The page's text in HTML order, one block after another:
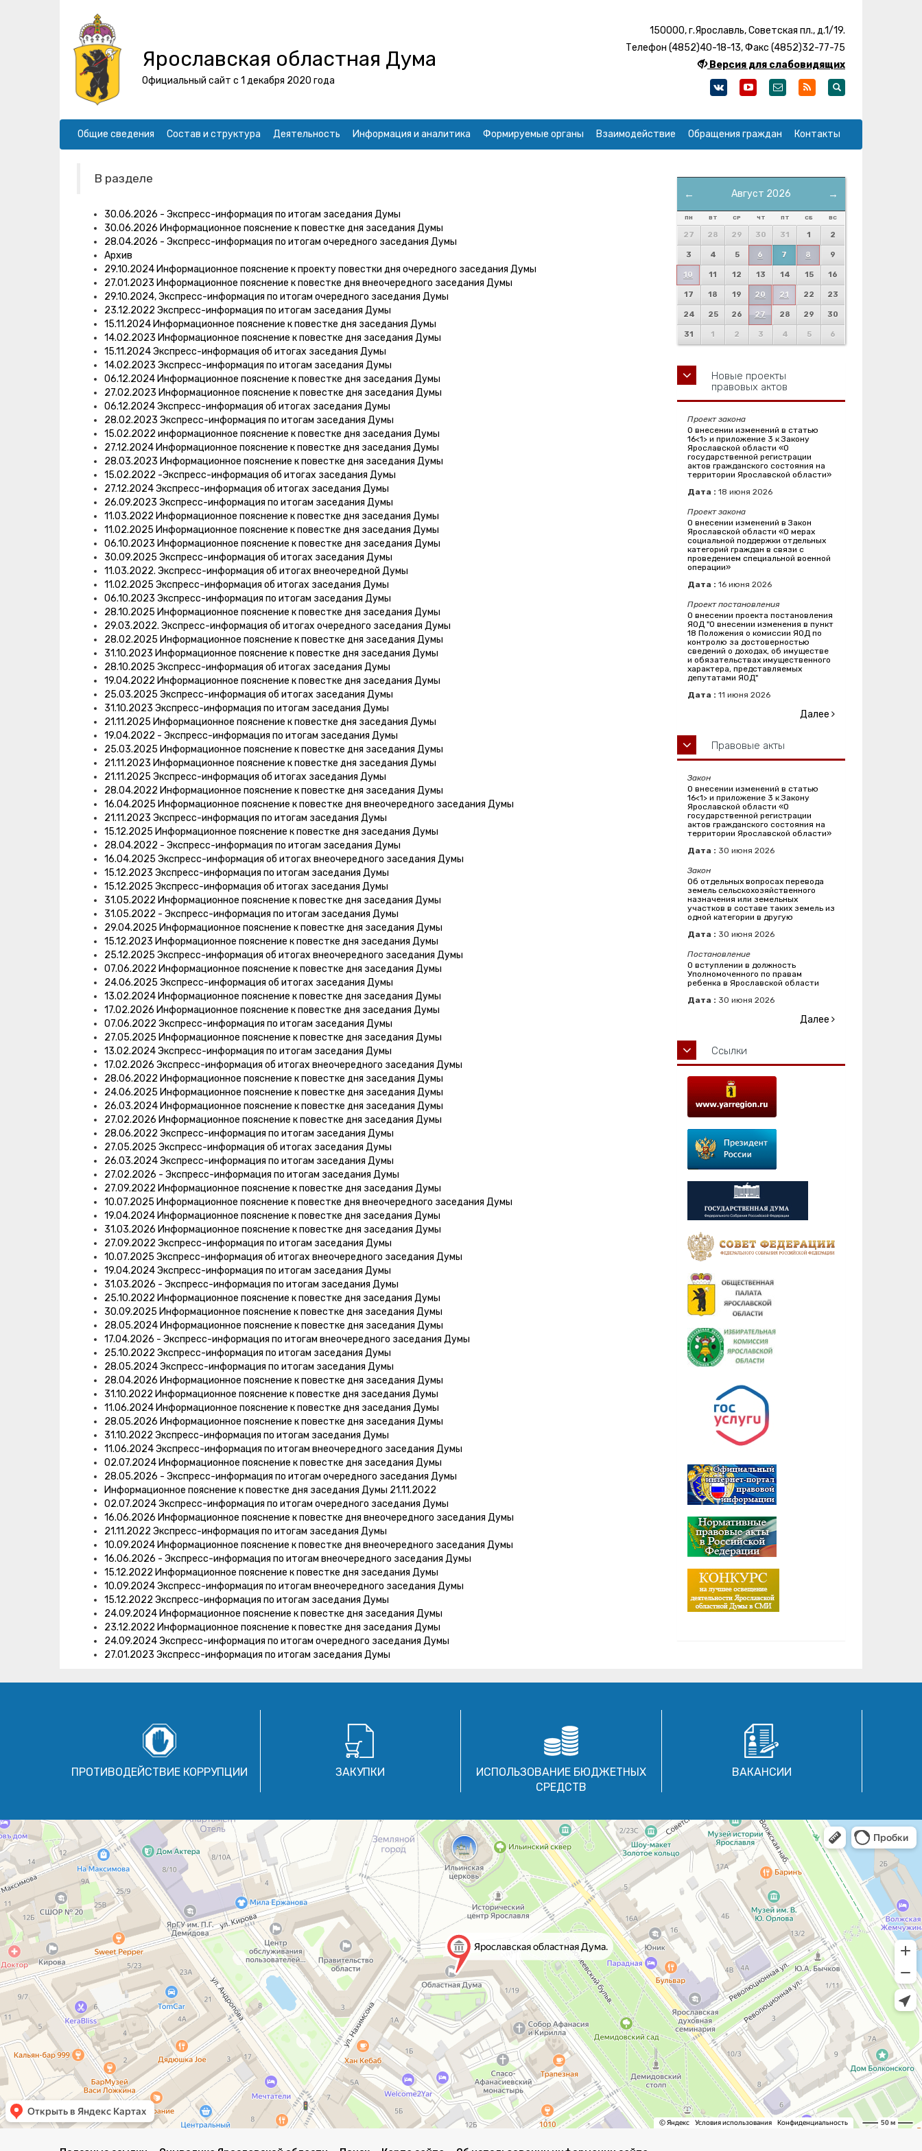
Ярославская областная Дума
Официальный сайт с 1 декабря 2020 года
150000, г.Ярославль, Советская пл., д.1/19.
Телефон (4852)40-18-13, Факс (4852)32-77-75
Версия для слабовидящих
Общие сведения Состав и структура Деятельность Информация и аналитика Формируемые органы Взаимодействие Обращения граждан Контакты
В разделе
30.06.2026 - Экспресс-информация по итогам заседания Думы
30.06.2026 Информационное пояснение к повестке дня заседания Думы
28.04.2026 - Экспресс-информация по итогам очередного заседания Думы
Архив
29.10.2024 Информационное пояснение к проекту повестки дня очередного заседания Думы
27.01.2023 Информационное пояснение к повестке дня внеочередного заседания Думы
29.10.2024, Экспресс-информация по итогам очередного заседания Думы
23.12.2022 Экспресс-информация по итогам заседания Думы
15.11.2024 Информационное пояснение к повестке дня заседания Думы
14.02.2023 Информационное пояснение к повестке дня заседания Думы
15.11.2024 Экспресс-информация об итогах заседания Думы
14.02.2023 Экспресс-информация по итогам заседания Думы
06.12.2024 Информационное пояснение к повестке дня заседания Думы
27.02.2023 Информационное пояснение к повестке дня заседания Думы
06.12.2024 Экспресс-информация об итогах заседания Думы
28.02.2023 Экспресс-информация по итогам заседания Думы
15.02.2022 информационное пояснение к повестке дня заседания Думы
27.12.2024 Информационное пояснение к повестке дня заседания Думы
28.03.2023 Информационное пояснение к повестке дня заседания Думы
15.02.2022 -Экспресс-информация об итогах заседания Думы
27.12.2024 Экспресс-информация об итогах заседания Думы
26.09.2023 Экспресс-информация по итогам заседания Думы
11.03.2022 Информационное пояснение к повестке дня заседания Думы
11.02.2025 Информационное пояснение к повестке дня заседания Думы
06.10.2023 Информационное пояснение к повестке дня заседания Думы
30.09.2025 Экспресс-информация об итогах заседания Думы
11.03.2022. Экспресс-информация об итогах внеочередной Думы
11.02.2025 Экспресс-информация об итогах заседания Думы
06.10.2023 Экспресс-информация по итогам заседания Думы
28.10.2025 Информационное пояснение к повестке дня заседания Думы
29.03.2022. Экспресс-информация об итогах очередного заседания Думы
28.02.2025 Информационное пояснение к повестке дня заседания Думы
31.10.2023 Информационное пояснение к повестке дня заседания Думы
28.10.2025 Экспресс-информация об итогах заседания Думы
19.04.2022 Информационное пояснение к повестке дня заседания Думы
25.03.2025 Экспресс-информация об итогах заседания Думы
31.10.2023 Экспресс-информация по итогам заседания Думы
21.11.2025 Информационное пояснение к повестке дня заседания Думы
19.04.2022 - Экспресс-информация по итогам заседания Думы
25.03.2025 Информационное пояснение к повестке дня заседания Думы
21.11.2023 Информационное пояснение к повестке дня заседания Думы
21.11.2025 Экспресс-информация об итогах заседания Думы
28.04.2022 Информационное пояснение к повестке дня заседания Думы
16.04.2025 Информационное пояснение к повестке дня внеочередного заседания Думы
21.11.2023 Экспресс-информация по итогам заседания Думы
15.12.2025 Информационное пояснение к повестке дня заседания Думы
28.04.2022 - Экспресс-информация по итогам заседания Думы
16.04.2025 Экспресс-информация об итогах внеочередного заседания Думы
15.12.2023 Экспресс-информация по итогам заседания Думы
15.12.2025 Экспресс-информация об итогах заседания Думы
31.05.2022 Информационное пояснение к повестке дня заседания Думы
31.05.2022 - Экспресс-информация по итогам заседания Думы
29.04.2025 Информационное пояснение к повестке дня заседания Думы
15.12.2023 Информационное пояснение к повестке дня заседания Думы
25.12.2025 Экспресс-информация об итогах внеочередного заседания Думы
07.06.2022 Информационное пояснение к повестке дня заседания Думы
24.06.2025 Экспресс-информация об итогах заседания Думы
13.02.2024 Информационное пояснение к повестке дня заседания Думы
17.02.2026 Информационное пояснение к повестке дня заседания Думы
07.06.2022 Экспресс-информация по итогам заседания Думы
27.05.2025 Информационное пояснение к повестке дня заседания Думы
13.02.2024 Экспресс-информация по итогам заседания Думы
17.02.2026 Экспресс-информация об итогах внеочередного заседания Думы
28.06.2022 Информационное пояснение к повестке дня заседания Думы
24.06.2025 Информационное пояснение к повестке дня заседания Думы
26.03.2024 Информационное пояснение к повестке дня заседания Думы
27.02.2026 Информационное пояснение к повестке дня заседания Думы
28.06.2022 Экспресс-информация по итогам заседания Думы
27.05.2025 Экспресс-информация об итогах заседания Думы
26.03.2024 Экспресс-информация по итогам заседания Думы
27.02.2026 - Экспресс-информация по итогам заседания Думы
27.09.2022 Информационное пояснение к повестке дня заседания Думы
10.07.2025 Информационное пояснение к повестке дня внеочередного заседания Думы
19.04.2024 Информационное пояснение к повестке дня заседания Думы
31.03.2026 Информационное пояснение к повестке дня заседания Думы
27.09.2022 Экспресс-информация по итогам заседания Думы
10.07.2025 Экспресс-информация об итогах внеочередного заседания Думы
19.04.2024 Экспресс-информация по итогам заседания Думы
31.03.2026 - Экспресс-информация по итогам заседания Думы
25.10.2022 Информационное пояснение к повестке дня заседания Думы
30.09.2025 Информационное пояснение к повестке дня заседания Думы
28.05.2024 Информационное пояснение к повестке дня заседания Думы
17.04.2026 - Экспресс-информация по итогам внеочередного заседания Думы
25.10.2022 Экспресс-информация по итогам заседания Думы
28.05.2024 Экспресс-информация по итогам заседания Думы
28.04.2026 Информационное пояснение к повестке дня заседания Думы
31.10.2022 Информационное пояснение к повестке дня заседания Думы
11.06.2024 Информационное пояснение к повестке дня заседания Думы
28.05.2026 Информационное пояснение к повестке дня заседания Думы
31.10.2022 Экспресс-информация по итогам заседания Думы
11.06.2024 Экспресс-информация по итогам внеочередного заседания Думы
02.07.2024 Информационное пояснение к повестке дня заседания Думы
28.05.2026 - Экспресс-информация по итогам очередного заседания Думы
Информационное пояснение к повестке дня заседания Думы 21.11.2022
02.07.2024 Экспресс-информация по итогам очередного заседания Думы
16.06.2026 Информационное пояснение к повестке дня внеочередного заседания Думы
21.11.2022 Экспресс-информация по итогам заседания Думы
10.09.2024 Информационное пояснение к повестке дня внеочередного заседания Думы
16.06.2026 - Экспресс-информация по итогам внеочередного заседания Думы
15.12.2022 Информационное пояснение к повестке дня заседания Думы
10.09.2024 Экспресс-информация по итогам внеочередного заседания Думы
15.12.2022 Экспресс-информация по итогам заседания Думы
24.09.2024 Информационное пояснение к повестке дня заседания Думы
23.12.2022 Информационное пояснение к повестке дня заседания Думы
24.09.2024 Экспресс-информация по итогам очередного заседания Думы
27.01.2023 Экспресс-информация по итогам заседания Думы
← →
Август 2026
ПН ВТ СР ЧТ ПТ СБ ВС
27 28 29 30 31 1 2
3 4 5 6 7 8 9
10 11 12 13 14 15 16
17 18 19 20 21 22 23
24 25 26 27 28 29 30
31 1 2 3 4 5 6
Новые проекты
правовых актов
Проект закона
О внесении изменений в статью
16<1> и приложение 3 к Закону
Ярославской области «О
государственной регистрации
актов гражданского состояния на
территории Ярославской области»
Дата : 18 июня 2026
Проект закона
О внесении изменений в Закон
Ярославской области «О мерах
социальной поддержки отдельных
категорий граждан в связи с
проведением специальной военной
операции»
Дата : 16 июня 2026
Проект постановления
О внесении проекта постановления
ЯОД "О внесении изменения в пункт
18 Положения о комиссии ЯОД по
контролю за достоверностью
сведений о доходах, об имуществе
и обязательствах имущественного
характера, представляемых
депутатами ЯОД"
Дата : 11 июня 2026
Далее
Правовые акты
Закон
О внесении изменений в статью
16<1> и приложение 3 к Закону
Ярославской области «О
государственной регистрации
актов гражданского состояния на
территории Ярославской области»
Дата : 30 июня 2026
Закон
Об отдельных вопросах перевода
земель сельскохозяйственного
назначения или земельных
участков в составе таких земель из
одной категории в другую
Дата : 30 июня 2026
Постановление
О вступлении в должность
Уполномоченного по правам
ребенка в Ярославской области
Дата : 30 июня 2026
Далее
Ссылки
ПРОТИВОДЕЙСТВИЕ КОРРУПЦИИ ЗАКУПКИ
ИСПОЛЬЗОВАНИЕ БЮДЖЕТНЫХ
СРЕДСТВ
ВАКАНСИИ